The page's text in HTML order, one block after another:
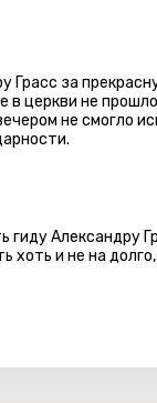
Грасс за
в церкви не
не смогло
Александру
хоть и не на